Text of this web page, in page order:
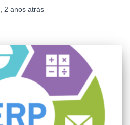
2 anos atrás